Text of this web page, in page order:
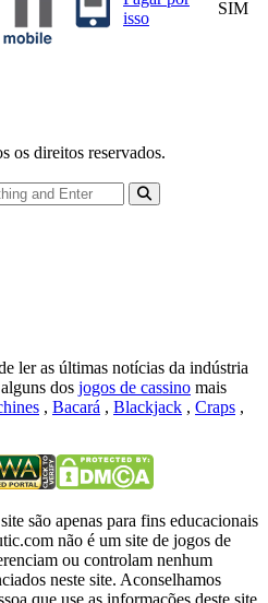
isso
SIM
os direitos reservados.
ler as últimas notícias da indústria
dos jogos de cassino mais
, Bacará , Blackjack , Craps ,
são apenas para fins educacionais
não é um site de jogos de
ou controlam nenhum
neste site. Aconselhamos
que use as informações deste site